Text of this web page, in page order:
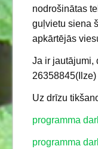
nodrošinātas
guļvietu siena
apkārtējās
Ja ir jautājumi,
26358845(Ilze)
Uz drīzu
programma
programma